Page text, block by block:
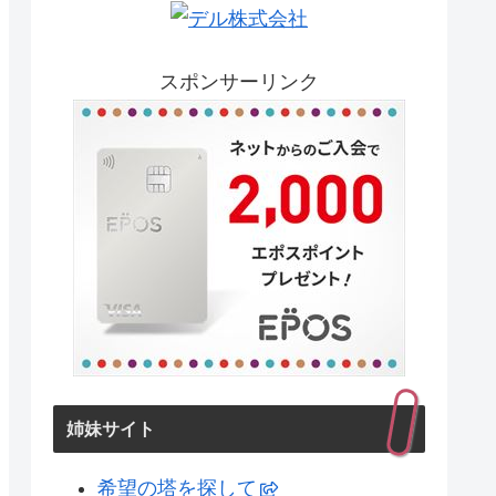
スポンサーリンク
姉妹サイト
希望の塔を探して